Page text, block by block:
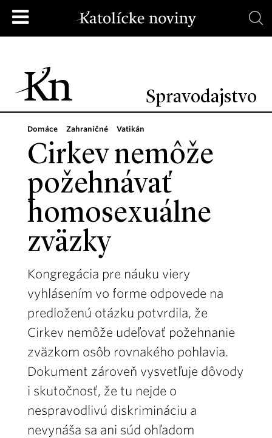
Spravodajstvo
Domáce Zahraničné Vatikán
Cirkev nemôže
požehnávať
homosexuálne
zväzky
Kongregácia pre náuku viery
vyhlásením vo forme odpovede na
predloženú otázku potvrdila, že
Cirkev nemôže udeľovať požehnanie
zväzkom osôb rovnakého pohlavia.
Dokument zároveň vysvetľuje dôvody
i skutočnosť, že tu nejde o
nespravodlivú diskrimináciu a
nevynáša sa ani súd ohľadom